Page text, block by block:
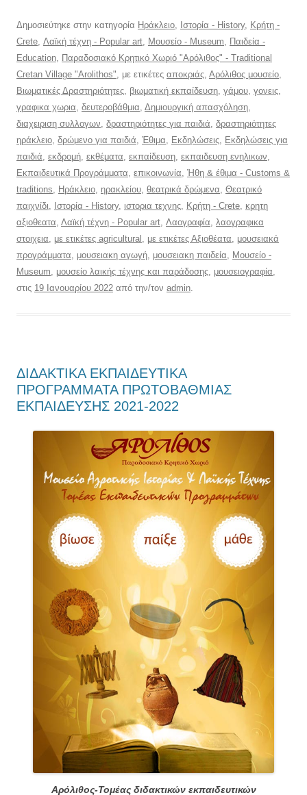
Δημοσιεύτηκε στην κατηγορία Ηράκλειο Ιστορία - History, Κρήτη -
Crete Λαϊκή τέχνη - Popular art Μουσείο - Museum
Παιδεία -
Education
Παραδοσιακό Κρητικό Χωριό "Αρόλιθος" - Traditional
Cretan Village "Arolithos" , με ετικέτες αποκριάς Αρόλιθος μουσείο
Βιωματικές Δραστηριότητες βιωματική εκπαίδευση γάμου γονεις
γραφικα χωρια δευτεροβάθμια Δημιουργική απασχόληση
διαχειριση συλλογων δραστηριότητες για παιδιά δραστηριότητες
ηράκλειο δρώμενο για παιδιά Έθιμα Εκδηλώσεις
Εκδηλώσεις για
παιδιά εκδρομή εκθέματα εκπαίδευση εκπαιδευση ενηλικων
Εκπαιδευτικά Προγράμματα επικοινωνία Ήθη & έθιμα - Customs &
traditions
Ηράκλειο ηρακλείου θεατρικά δρώμενα Θεατρικό
παιχνίδι
Ιστορία - History, ιστορια τεχνης Κρήτη - Crete κρητη
αξιοθεατα Λαϊκή τέχνη - Popular art Λαογραφία λαογραφικα
στοιχεια
με ετικέτες agricultural με ετικέτες Αξιοθέατα
μουσειακά
προγράμματα
μουσειακη αγωγή μουσειακη παιδεία
Μουσείο -
Museum
μουσείο λαικής τέχνης και παράδοσης μουσειογραφία
στις 19 Ιανουαρίου 2022 από την/τον admin
ΔΙΔΑΚΤΙΚΑ ΕΚΠΑΙΔΕΥΤΙΚΑ
ΠΡΟΓΡΑΜΜΑΤΑ ΠΡΩΤΟΒΑΘΜΙΑΣ
ΕΚΠΑΙΔΕΥΣΗΣ 2021-2022
Αρόλιθος-Τομέας διδακτικών εκπαιδευτικών